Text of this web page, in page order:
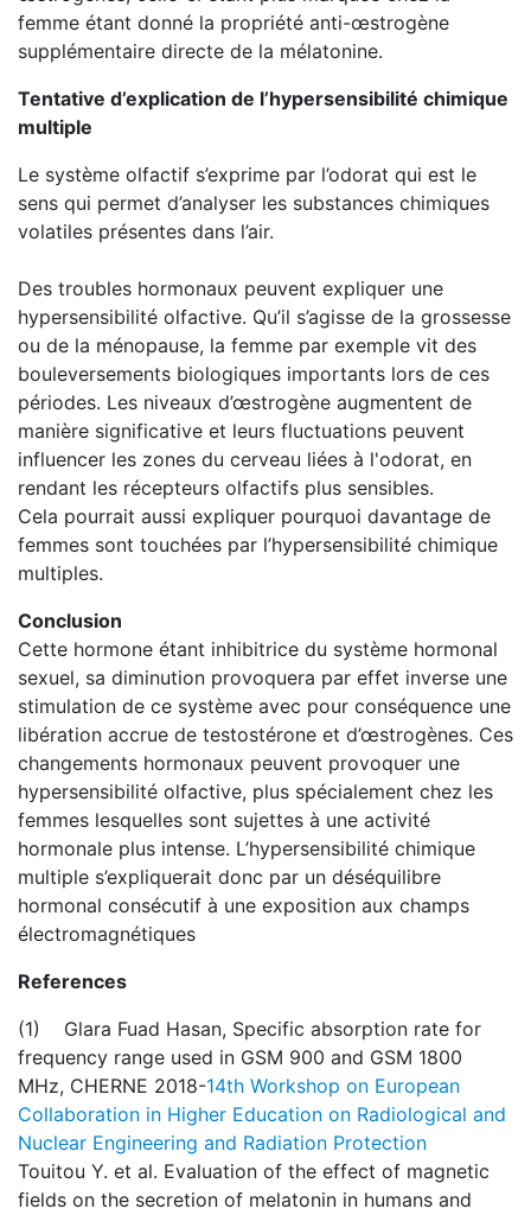
femme étant donné la propriété anti-œstrogène
supplémentaire directe de la mélatonine.
Tentative d’explication de l’hypersensibilité chimique
multiple
Le système olfactif s’exprime par l’odorat qui est le
sens qui permet d’analyser les substances chimiques
volatiles présentes dans l’air.
Des troubles hormonaux peuvent expliquer une
hypersensibilité olfactive. Qu’il s’agisse de la grossesse
ou de la ménopause, la femme par exemple vit des
bouleversements biologiques importants lors de ces
périodes. Les niveaux d’œstrogène augmentent de
manière significative et leurs fluctuations peuvent
influencer les zones du cerveau liées à l'odorat, en
rendant les récepteurs olfactifs plus sensibles.
Cela pourrait aussi expliquer pourquoi davantage de
femmes sont touchées par l’hypersensibilité chimique
multiples.
Conclusion
Cette hormone étant inhibitrice du système hormonal
sexuel, sa diminution provoquera par effet inverse une
stimulation de ce système avec pour conséquence une
libération accrue de testostérone et d’œstrogènes. Ces
changements hormonaux peuvent provoquer une
hypersensibilité olfactive, plus spécialement chez les
femmes lesquelles sont sujettes à une activité
hormonale plus intense. L’hypersensibilité chimique
multiple s’expliquerait donc par un déséquilibre
hormonal consécutif à une exposition aux champs
électromagnétiques
References
(1) Glara Fuad Hasan, Specific absorption rate for
frequency range used in GSM 900 and GSM 1800
MHz, CHERNE 2018-14th Workshop on European
Collaboration in Higher Education on Radiological and
Nuclear Engineering and Radiation Protection
Touitou Y. et al. Evaluation of the effect of magnetic
fields on the secretion of melatonin in humans and